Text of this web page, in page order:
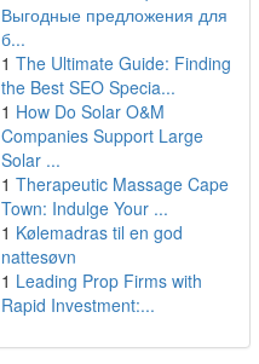
Выгодные предложения для
б...
1 The Ultimate Guide: Finding
the Best SEO Specia...
1 How Do Solar O&M
Companies Support Large
Solar ...
1 Therapeutic Massage Cape
Town: Indulge Your ...
1 Kølemadras til en god
nattesøvn
1 Leading Prop Firms with
Rapid Investment:...